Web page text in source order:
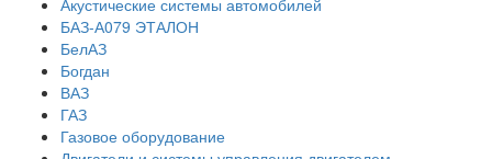
Акустические системы автомобилей
БАЗ-А079 ЭТАЛОН
БелАЗ
Богдан
ВАЗ
ГАЗ
Газовое оборудование